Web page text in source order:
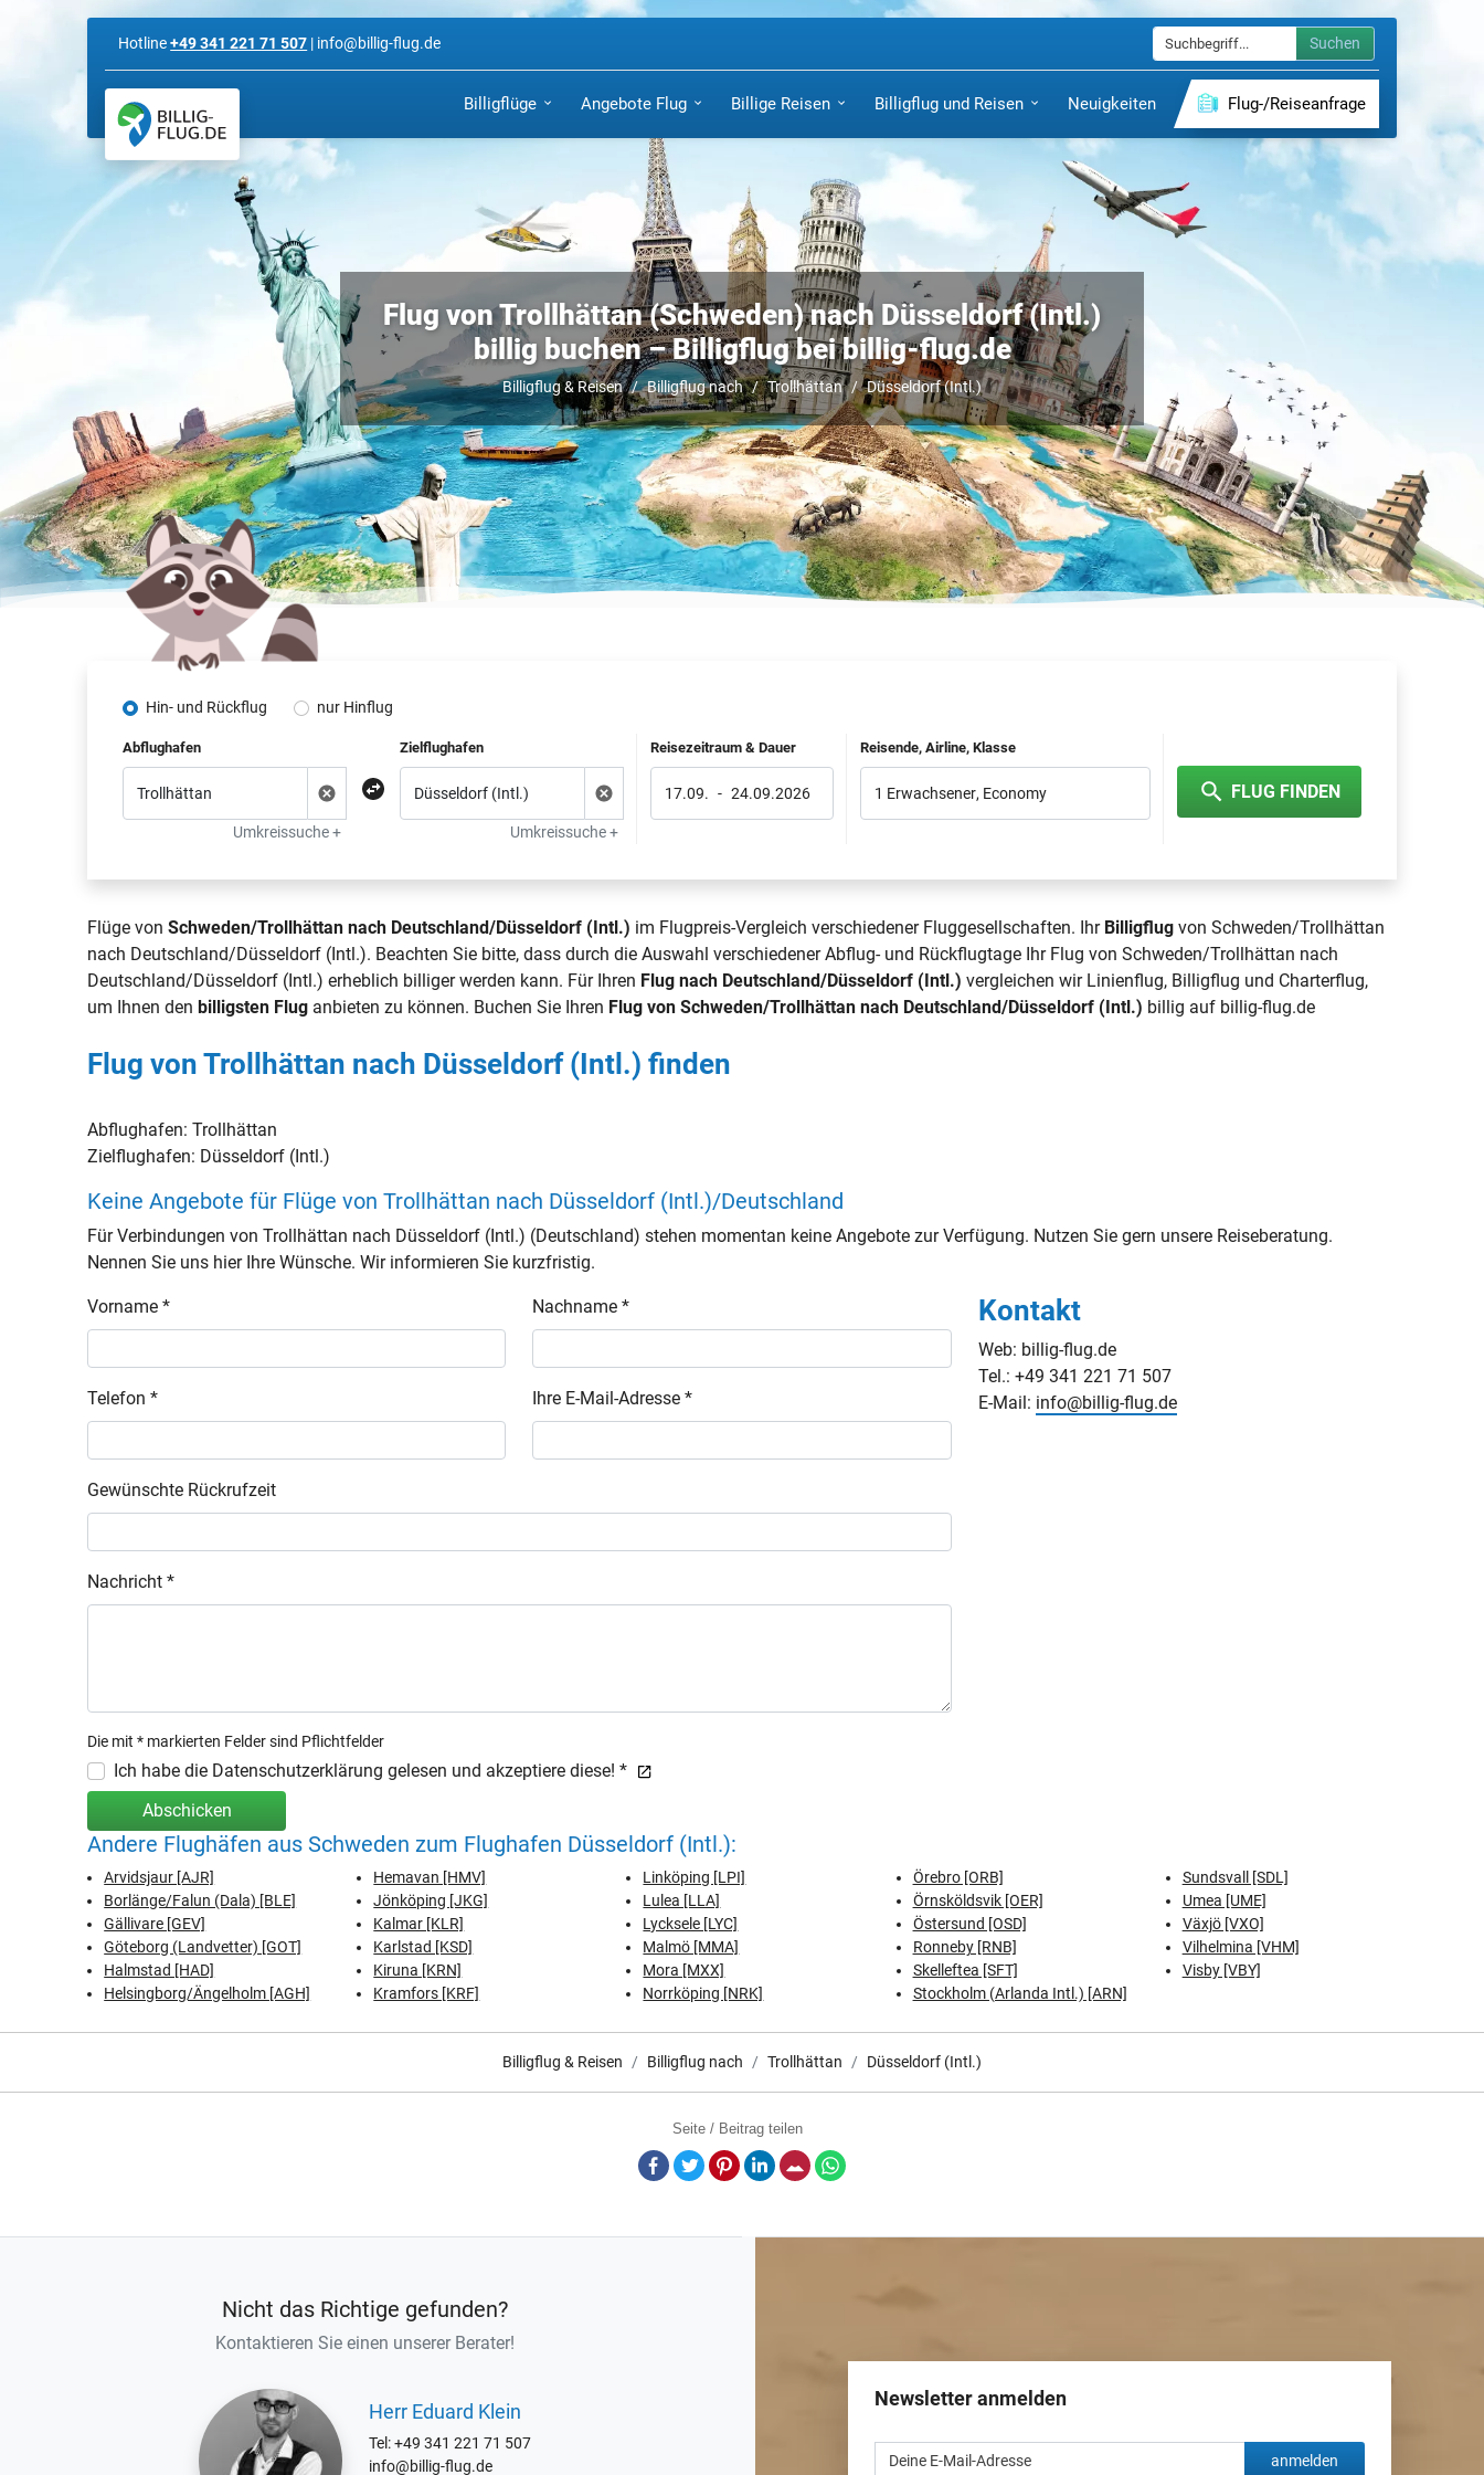
Hotline+49 341 221 71 507 | info@billig-flug.de Suchen
Billigflüge Angebote Flug Billige Reisen Billigflug und Reisen Neuigkeiten Flug-/Reiseanfrage
Flug von Trollhättan (Schweden) nach Düsseldorf (Intl.)
billig buchen – Billigflug bei billig-flug.de
Billigflug & Reisen Billigflug nach Trollhättan Düsseldorf (Intl.)
Hin- und Rückflug nur Hinflug
Abflughafen
Umkreissuche +
Zielflughafen
Umkreissuche +
Reisezeitraum & Dauer
17.09. - 24.09.2026
Reisende, Airline, Klasse
1 Erwachsener, Economy FLUG FINDEN
Flüge vonSchweden/Trollhättan nach Deutschland/Düsseldorf (Intl.) im Flugpreis-Vergleich verschiedener Fluggesellschaften. Ihr Billigflug von Schweden/Trollhättan
nach Deutschland/Düsseldorf (Intl.). Beachten Sie bitte, dass durch die Auswahl verschiedener Abflug- und Rückflugtage Ihr Flug von Schweden/Trollhättan nach
Deutschland/Düsseldorf (Intl.) erheblich billiger werden kann. Für Ihren Flug nach Deutschland/Düsseldorf (Intl.) vergleichen wir Linienflug, Billigflug und Charterflug,
um Ihnen denbilligsten Flug anbieten zu können. Buchen Sie Ihren Flug von Schweden/Trollhättan nach Deutschland/Düsseldorf (Intl.) billig auf billig-flug.de
Flug von Trollhättan nach Düsseldorf (Intl.) finden
Abflughafen:Trollhättan
Zielflughafen: Düsseldorf (Intl.)
Keine Angebote für Flüge von Trollhättan nach Düsseldorf (Intl.)/Deutschland
Für Verbindungen von Trollhättan nach Düsseldorf (Intl.) (Deutschland) stehen momentan keine Angebote zur Verfügung. Nutzen Sie gern unsere Reiseberatung.
Nennen Sie uns hier Ihre Wünsche. Wir informieren Sie kurzfristig.
Vorname * Nachname *
Telefon * Ihre E-Mail-Adresse *
Gewünschte Rückrufzeit
Nachricht *
Die mit * markierten Felder sind Pflichtfelder
Ich habe die Datenschutzerklärung gelesen und akzeptiere diese! *
Abschicken
Kontakt
Web: billig-flug.de
Tel.: +49 341 221 71 507
E-Mail: info@billig-flug.de
Andere Flughäfen aus Schweden zum Flughafen Düsseldorf (Intl.):
Arvidsjaur [AJR]
Borlänge/Falun (Dala) [BLE]
Gällivare [GEV]
Göteborg (Landvetter) [GOT]
Halmstad [HAD]
Helsingborg/Ängelholm [AGH]
Hemavan [HMV]
Jönköping [JKG]
Kalmar [KLR]
Karlstad [KSD]
Kiruna [KRN]
Kramfors [KRF]
Linköping [LPI]
Lulea [LLA]
Lycksele [LYC]
Malmö [MMA]
Mora [MXX]
Norrköping [NRK]
Örebro [ORB]
Örnsköldsvik [OER]
Östersund [OSD]
Ronneby [RNB]
Skelleftea [SFT]
Stockholm (Arlanda Intl.) [ARN]
Sundsvall [SDL]
Umea [UME]
Växjö [VXO]
Vilhelmina [VHM]
Visby [VBY]
Billigflug & Reisen Billigflug nach Trollhättan Düsseldorf (Intl.)
Seite / Beitrag teilen
Facebook
TwitterPinterestLinkedInE-Mail
Nicht das Richtige gefunden?
Kontaktieren Sie einen unserer Berater!
Herr Eduard Klein
Tel: +49 341 221 71 507
info@billig-flug.de
Newsletter anmelden
anmelden